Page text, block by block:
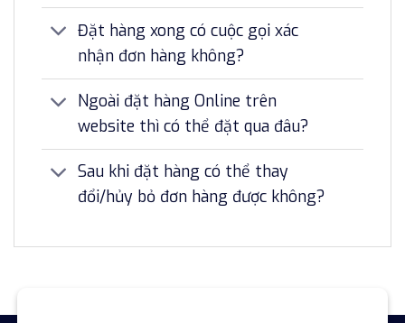
Đặt hàng xong có cuộc gọi xác
nhận đơn hàng không?
Ngoài đặt hàng Online trên
website thì có thể đặt qua đâu?
Sau khi đặt hàng có thể thay
đổi/hủy bỏ đơn hàng được không?